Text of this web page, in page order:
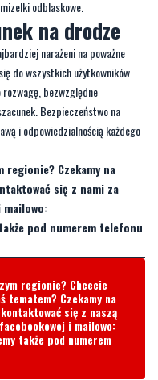
odblaskowe.
na drodze
narażeni na poważne
do wszystkich użytkowników
bezwzględne
Bezpieczeństwo na
i odpowiedzialnością każdego
regionie? Czekamy na
się z nami za
mailowo:
pod numerem telefonu
regionie? Chcecie
tematem? Czekamy na
się z naszą
i mailowo:
także pod numerem